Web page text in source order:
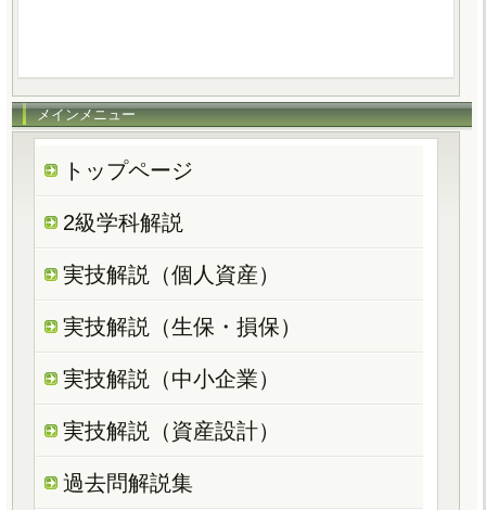
メインメニュー
トップページ
2級学科解説
実技解説（個人資産）
実技解説（生保・損保）
実技解説（中小企業）
実技解説（資産設計）
過去問解説集